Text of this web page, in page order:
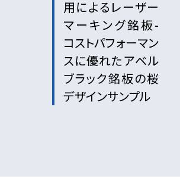
用によるレーザー
マーキング銘板-
コストパフォーマン
スに優れたアベル
ブラック銘板の桜
デザインサンプル